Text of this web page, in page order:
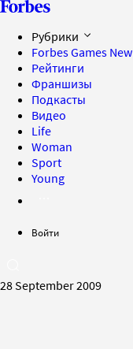
Рубрики
Forbes Games New
Рейтинги
Франшизы
Подкасты
Видео
Life
Woman
Sport
Young
Войти
28 September 2009